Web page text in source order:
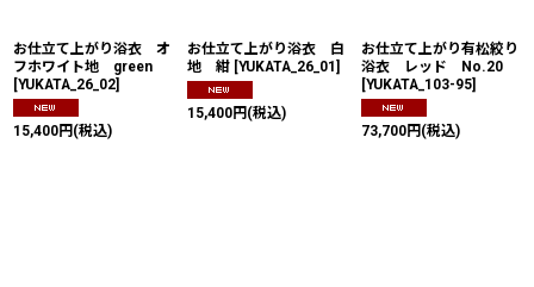
お仕立て上がり浴衣 オ
フホワイト地 green
[YUKATA_26_02]
15,400円 (税込)
お仕立て上がり浴衣 白
地 紺 [YUKATA_26_01]
15,400円 (税込)
お仕立て上がり有松絞り
浴衣 レッド No.20
[YUKATA_103-95]
73,700円 (税込)